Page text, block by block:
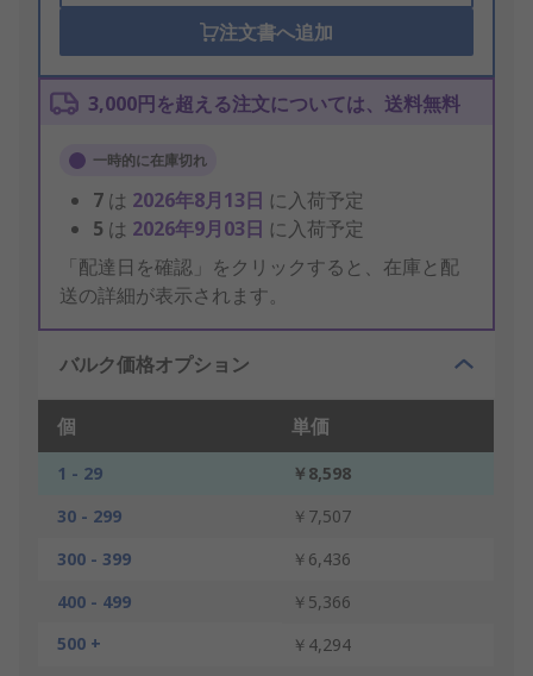
注文書へ追加
3,000円を超える注文については、送料無料
一時的に在庫切れ
7 は 2026年8月13日 に入荷予定
5 は 2026年9月03日 に入荷予定
「配達日を確認」をクリックすると、在庫と配
送の詳細が表示されます。
バルク価格オプション
個 単価
1 - 29
￥8,598
30 - 299
￥7,507
300 - 399
￥6,436
400 - 499
￥5,366
500 +
￥4,294